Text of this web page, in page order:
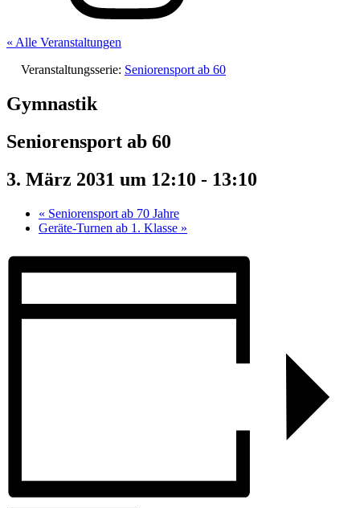
« Alle Veranstaltungen
Veranstaltungsserie: Seniorensport ab 60
Gymnastik
Seniorensport ab 60
3. März 2031 um 12:10 - 13:10
« Seniorensport ab 70 Jahre
Geräte-Turnen ab 1. Klasse »